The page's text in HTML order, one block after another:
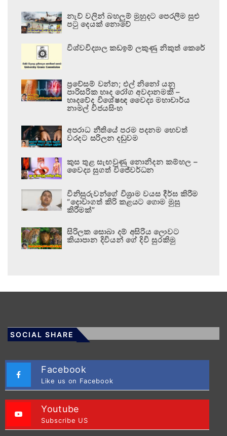
නැව් වලින් බහලුම් මුහුදට පෙරලීම සුළු
පටු දෙයක් නොවේ
විශ්වවිද්‍යාල කඩඉම් ලකුණු නිකුත් කෙරේ
ප්‍රවේසම් වන්න; එල් නිනෝ යනු
පාරිසරික හෘද රෝග අවදානමකි –
හෘදවේද විශේෂඥ වෛද්‍ය මහාචාර්ය
නාමල් විජයසිංහ
අපරාධ නීතියේ පරම පදනම හෙවත්
වරදට සරිලන දඬුවම
කුස තුළ සැඟවුණු නොනිදන කම්හල –
වෛද්‍ය සුගත් විජේවර්ධන
විනිසුරුවන්ගේ විශ්‍රාම වයස දීර්ඝ කිරීම
“දොවාගත් කිරි කළයට ගොම මුසු
කිරීමක්”
සිරිලක සොබා දම් අසිරිය ලොවට
කියාපාන දිවියන් ගේ දිවි සුරකිමු
SOCIAL SHARE
Facebook
Like us on Facebook
Youtube
Subscribe US